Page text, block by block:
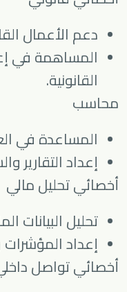
دعم الأعمال
المساهمة في
القانونية.
محاسب
المساعدة في
إعداد التقارير
أخصائي تحليل مالي
تحليل البيانات
إعداد المؤشرات
أخصائي تواصل